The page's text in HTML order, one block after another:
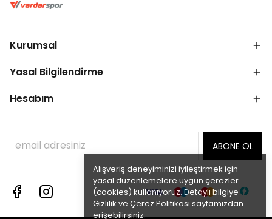
Alışveriş deneyiminizi iyileştirmek için
yasal düzenlemelere uygun çerezler
(cookies) kullanıyoruz. Detaylı bilgiye
Gizlilik ve Çerez Politikası sayfamızdan
erişebilirsiniz.
Kurumsal
Yasal Bilgilendirme
Hesabım
ABONE OL